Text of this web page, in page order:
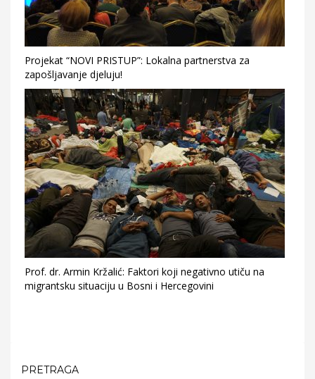
Projekat “NOVI PRISTUP”: Lokalna partnerstva za
zapošljavanje djeluju!
Prof. dr. Armin Kržalić: Faktori koji negativno utiču na
migrantsku situaciju u Bosni i Hercegovini
PRETRAGA